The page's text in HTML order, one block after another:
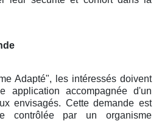
Adapté", les intéressés doivent
application accompagnée d'un
envisagés. Cette demande est
contrôlée par un organisme